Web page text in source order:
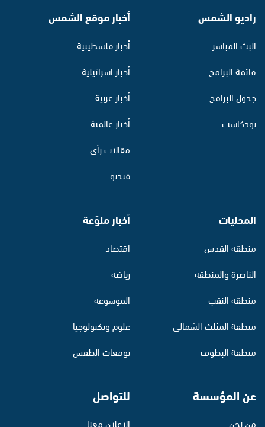
راديو الشمس
البث المباشر
قائمة البرامج
جدول البرامج
بودكاست
أخبار موقع الشمس
أخبار فلسطينية
أخبار اسرائيلية
أخبار عربية
أخبار عالمية
مقالات رأي
فيديو
المحليات
منطقة القدس
الناصرة والمنطقة
منطقة النقب
منطقة المثلث الشمالي
منطقة البطوف
أخبار منوّعة
اقتصاد
رياضة
الموسوعة
علوم وتكنولوجيا
توقعات الطقس
عن المؤسسة
من نحن
للتواصل
الإعلان معنا